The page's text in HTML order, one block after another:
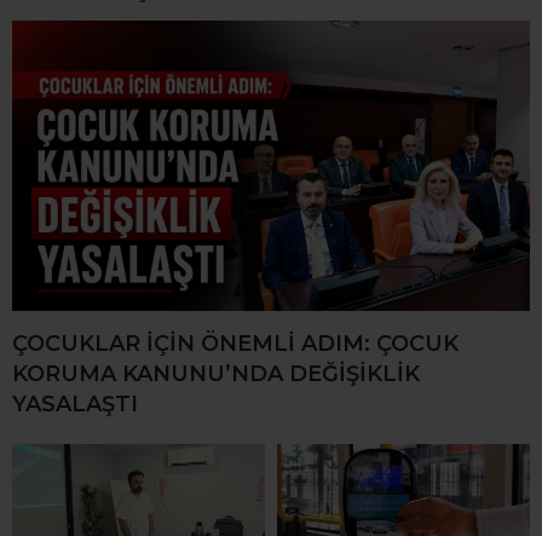
ÇOCUKLAR İÇİN ÖNEMLİ ADIM: ÇOCUK
KORUMA KANUNU’NDA DEĞİŞİKLİK
YASALAŞTI